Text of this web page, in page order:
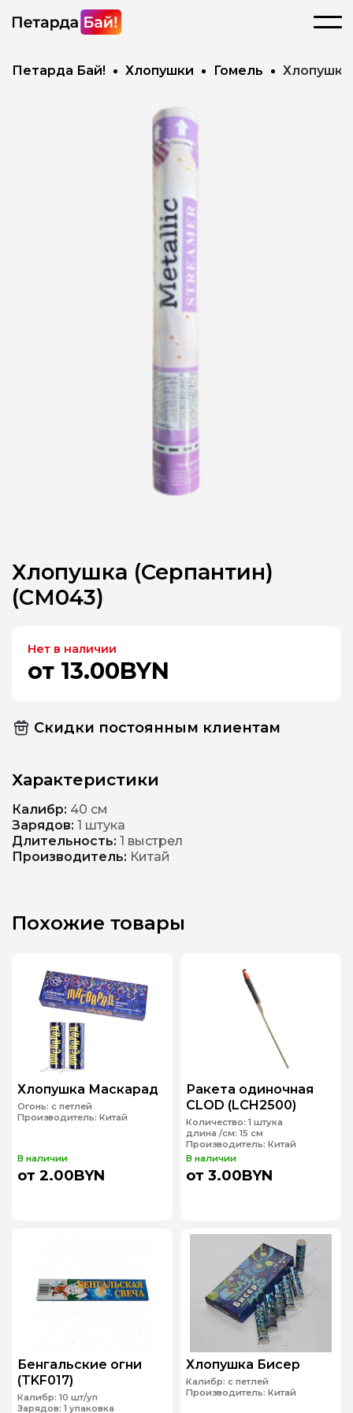
Петарда Бай! Хлопушки Гомель Хлопушка
Хлопушка (Серпантин)
(CM043)
Нет в наличии
от 13.00BYN
Скидки постоянным клиентам
Характеристики
Калибр: 40 см
Зарядов: 1 штука
Длительность: 1 выстрел
Производитель: Китай
Похожие товары
Хлопушка Маскарад
Огонь: с петлей
Производитель: Китай
В наличии
от 2.00BYN
Ракета одиночная
CLOD (LCH2500)
Количество: 1 штука
длина /см: 15 см
Производитель: Китай
В наличии
от 3.00BYN
Бенгальские огни
(TKF017)
Калибр: 10 шт/уп
Зарядов: 1 упаковка
Хлопушка Бисер
Калибр: с петлей
Производитель: Китай